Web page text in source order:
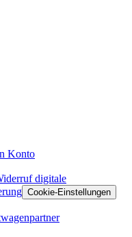
Konto
digitale
Cookie-Einstellungen